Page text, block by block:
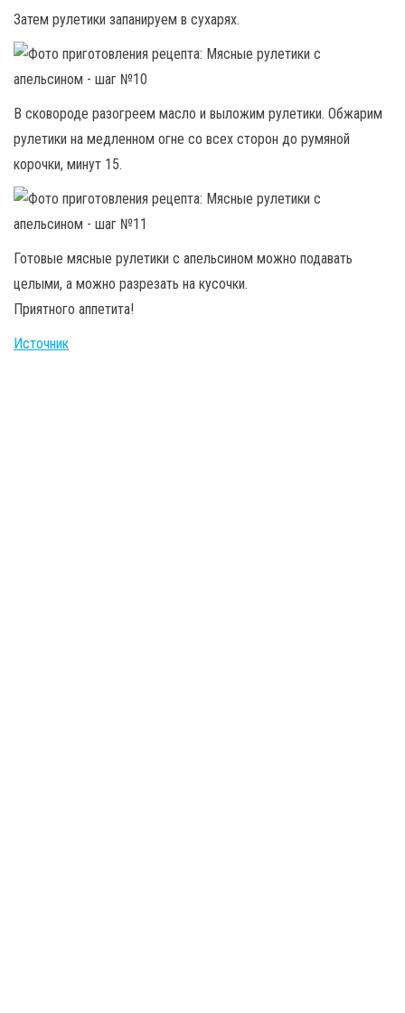
Затем рулетики запанируем в сухарях.
В сковороде разогреем масло и выложим рулетики. Обжарим
рулетики на медленном огне со всех сторон до румяной
корочки, минут 15.
Готовые мясные рулетики с апельсином можно подавать
целыми, а можно разрезать на кусочки.
Приятного аппетита!
Источник